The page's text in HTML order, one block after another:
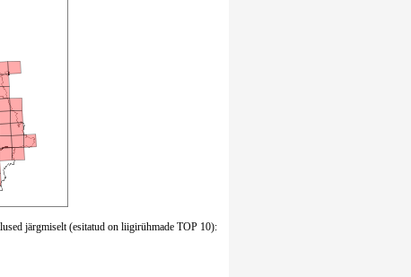
järgmiselt (esitatud on liigirühmade TOP 10):